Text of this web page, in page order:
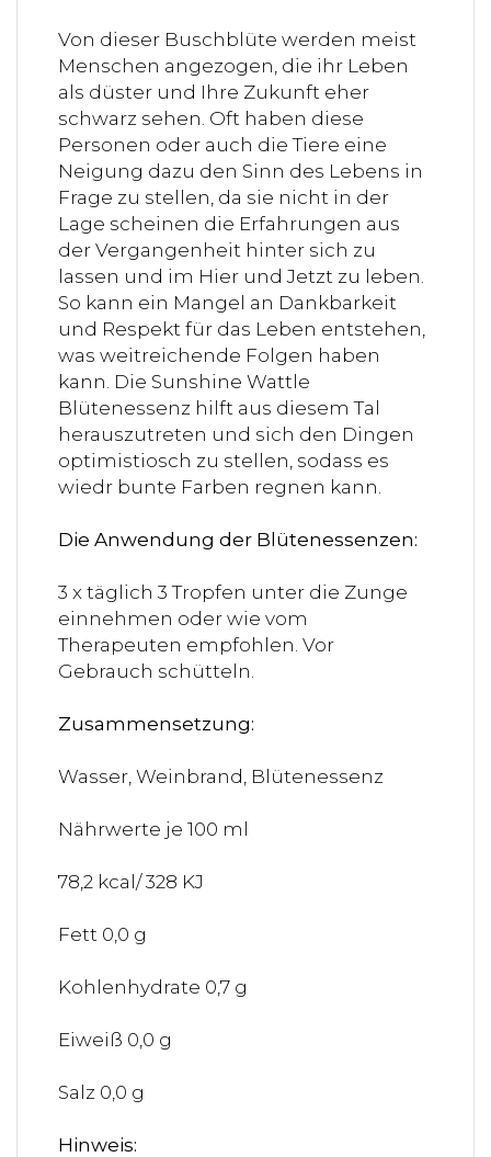
Von dieser Buschblüte werden meist
Menschen angezogen, die ihr Leben
als düster und Ihre Zukunft eher
schwarz sehen. Oft haben diese
Personen oder auch die Tiere eine
Neigung dazu den Sinn des Lebens in
Frage zu stellen, da sie nicht in der
Lage scheinen die Erfahrungen aus
der Vergangenheit hinter sich zu
lassen und im Hier und Jetzt zu leben.
So kann ein Mangel an Dankbarkeit
und Respekt für das Leben entstehen,
was weitreichende Folgen haben
kann. Die Sunshine Wattle
Blütenessenz hilft aus diesem Tal
herauszutreten und sich den Dingen
optimistiosch zu stellen, sodass es
wiedr bunte Farben regnen kann.
Die Anwendung der Blütenessenzen:
3 x täglich 3 Tropfen unter die Zunge
einnehmen oder wie vom
Therapeuten empfohlen. Vor
Gebrauch schütteln.
Zusammensetzung:
Wasser, Weinbrand, Blütenessenz
Nährwerte je 100 ml
78,2 kcal/ 328 KJ
Fett 0,0 g
Kohlenhydrate 0,7 g
Eiweiß 0,0 g
Salz 0,0 g
Hinweis: